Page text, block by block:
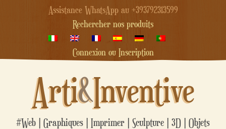
Assistance WhatsApp au +393792313599
Rechercher nos produits
Connexion ou Inscription
Arti&Inventive
#Web | Graphiques | Imprimer | Sculpture | 3D | Objets